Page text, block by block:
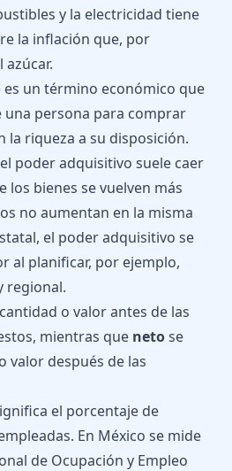
y la electricidad tiene
la inflación que, por
azúcar.
es un término económico que
una persona para comprar
la riqueza a su disposición.
poder adquisitivo suele caer
los bienes se vuelven más
no aumentan en la misma
el poder adquisitivo se
al planificar, por ejemplo,
regional.
o valor antes de las
mientras que netose
valor después de las
el porcentaje de
En México se mide
de Ocupación y Empleo